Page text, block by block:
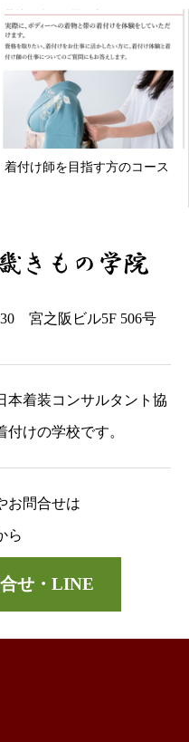
着付け師を目指す方のコース
30 宮之阪ビル5F 506号
本着装コンサルタント協
けの学校です。
お問合せは
ら
せ・LINE